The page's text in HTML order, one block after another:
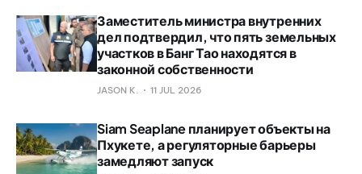
Заместитель министра внутренних
дел подтвердил, что пять земельных
участков в Банг Тао находятся в
законной собственности
JASON K. 11 JUL 2026
Siam Seaplane планирует объекты на
Пхукете, а регуляторные барьеры
замедляют запуск